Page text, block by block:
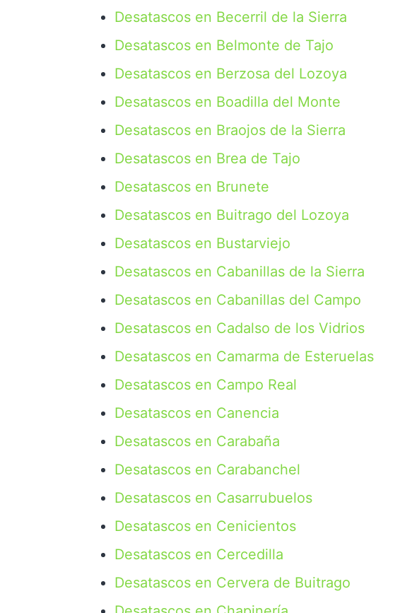
Desatascos en Becerril de la Sierra
Desatascos en Belmonte de Tajo
Desatascos en Berzosa del Lozoya
Desatascos en Boadilla del Monte
Desatascos en Braojos de la Sierra
Desatascos en Brea de Tajo
Desatascos en Brunete
Desatascos en Buitrago del Lozoya
Desatascos en Bustarviejo
Desatascos en Cabanillas de la Sierra
Desatascos en Cabanillas del Campo
Desatascos en Cadalso de los Vidrios
Desatascos en Camarma de Esteruelas
Desatascos en Campo Real
Desatascos en Canencia
Desatascos en Carabaña
Desatascos en Carabanchel
Desatascos en Casarrubuelos
Desatascos en Cenicientos
Desatascos en Cercedilla
Desatascos en Cervera de Buitrago